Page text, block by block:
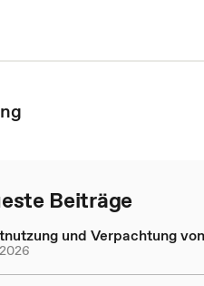
Beiträge
und Verpachtung